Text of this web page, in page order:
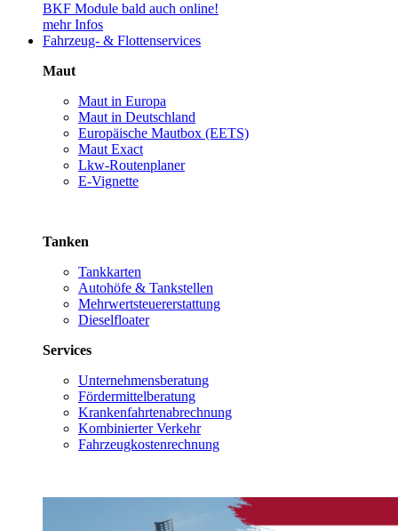
BKF Module bald auch online!
mehr Infos
Fahrzeug- & Flottenservices
Maut
Maut in Europa
Maut in Deutschland
Europäische Mautbox (EETS)
Maut Exact
Lkw-Routenplaner
E-Vignette
Tanken
Tankkarten
Autohöfe & Tankstellen
Mehrwertsteuererstattung
Dieselfloater
Services
Unternehmensberatung
Fördermittelberatung
Krankenfahrtenabrechnung
Kombinierter Verkehr
Fahrzeugkostenrechnung